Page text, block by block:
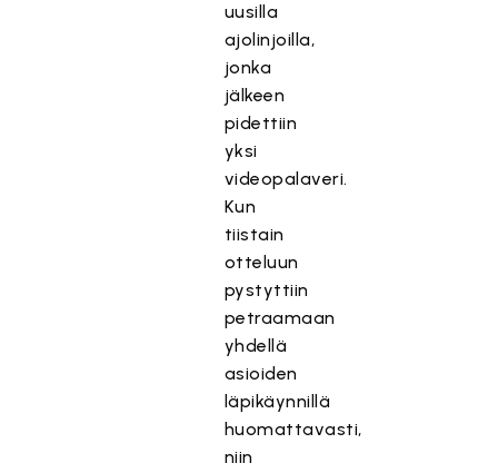
uusilla
ajolinjoilla,
jonka
jälkeen
pidettiin
yksi
videopalaveri.
Kun
tiistain
otteluun
pystyttiin
petraamaan
yhdellä
asioiden
läpikäynnillä
huomattavasti,
niin